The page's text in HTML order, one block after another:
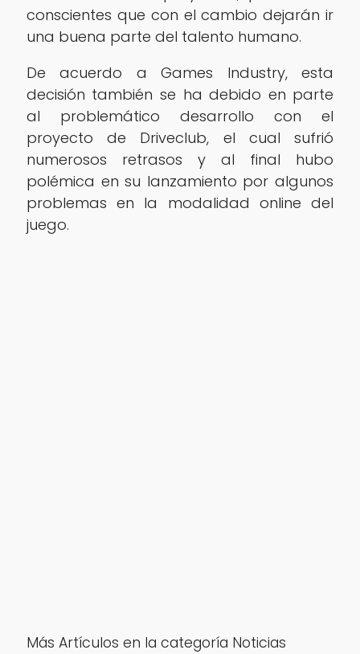
conscientes que con el cambio dejarán ir
una buena parte del talento humano.
De acuerdo a Games Industry, esta
decisión también se ha debido en parte
al problemático desarrollo con el
proyecto de Driveclub, el cual sufrió
numerosos retrasos y al final hubo
polémica en su lanzamiento por algunos
problemas en la modalidad online del
juego.
Más Artículos en la categoría Noticias